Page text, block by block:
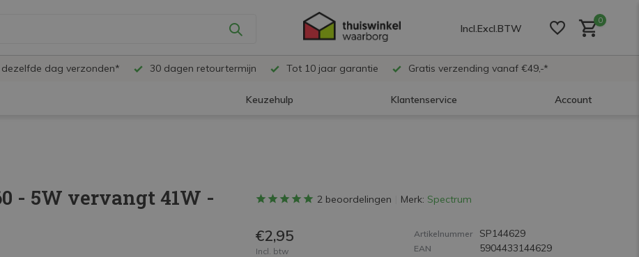
Incl.Excl.BTW
0
dag verzonden* 30 dagen retourtermijn Tot 10 jaar garantie Gratis verzending vanaf €49,-*
Keuzehulp Klantenservice Account
- 5W vervangt 41W -
2 beoordelingen Merk: Spectrum
€2,95
Incl. btw
Artikelnummer SP144629
EAN 5904433144629